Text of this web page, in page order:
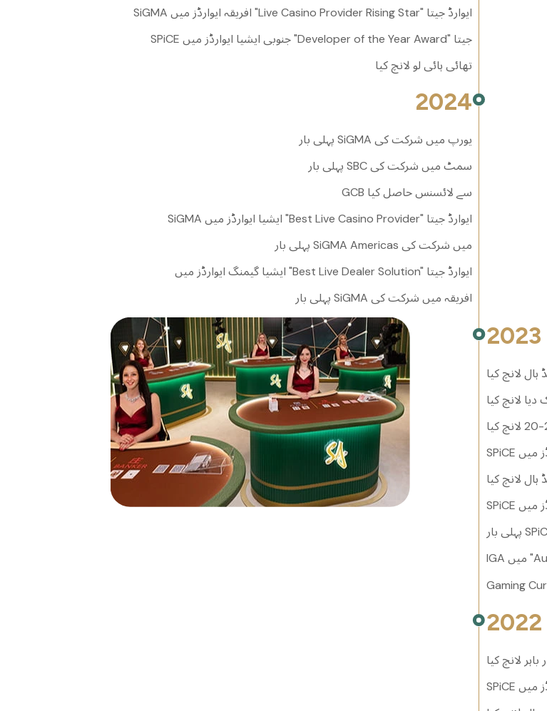
SiGMA افریقہ ایوارڈز میں "Live Casino Provider Rising Star" ایوارڈ جیتا
SPiCE جنوبی ایشیا ایوارڈز میں "Developer of the Year Award" جیتا
تھائی ہائی لو لانچ کیا
2024
پہلی بار SiGMA یورپ میں شرکت کی
پہلی بار SBC سمٹ میں شرکت کی
GCB سے لائسنس حاصل کیا
SiGMA ایشیا ایوارڈز میں "Best Live Casino Provider" ایوارڈ جیتا
پہلی بار SiGMA Americas میں شرکت کی
ایشیا گیمنگ ایوارڈز میں "Best Live Dealer Solution" ایوارڈ جیتا
پہلی بار SiGMA افریقہ میں شرکت کی
2023
ہال لانچ کیا
دیا لانچ کیا
ہال لانچ کیا
2022
باہر لانچ کیا